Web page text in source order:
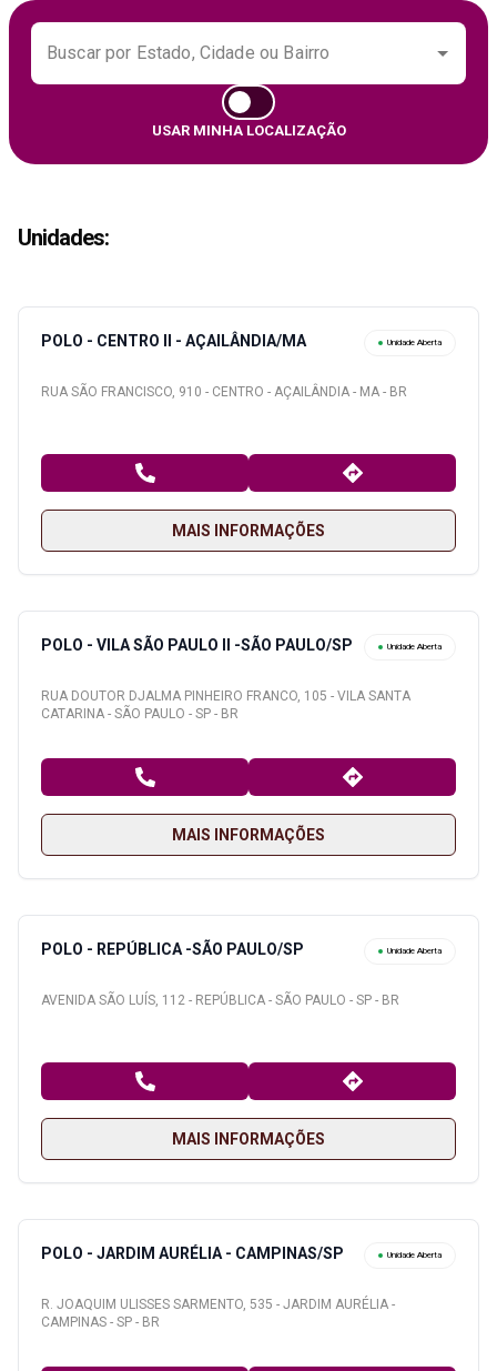
Buscar por Estado, Cidade ou Bairro
USAR MINHA LOCALIZAÇÃO
Unidades:
POLO - CENTRO II - AÇAILÂNDIA/MA Unidade Aberta
RUA SÃO FRANCISCO, 910 - CENTRO - AÇAILÂNDIA - MA - BR
MAIS INFORMAÇÕES
POLO - VILA SÃO PAULO II -SÃO PAULO/SP Unidade Aberta
RUA DOUTOR DJALMA PINHEIRO FRANCO, 105 - VILA SANTA
CATARINA - SÃO PAULO - SP - BR
MAIS INFORMAÇÕES
POLO - REPÚBLICA -SÃO PAULO/SP Unidade Aberta
AVENIDA SÃO LUÍS, 112 - REPÚBLICA - SÃO PAULO - SP - BR
MAIS INFORMAÇÕES
POLO - JARDIM AURÉLIA - CAMPINAS/SP Unidade Aberta
R. JOAQUIM ULISSES SARMENTO, 535 - JARDIM AURÉLIA -
CAMPINAS - SP - BR